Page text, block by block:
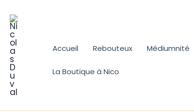
au
contenu
Accueil Rebouteux Médiumnité
La Boutique à Nico